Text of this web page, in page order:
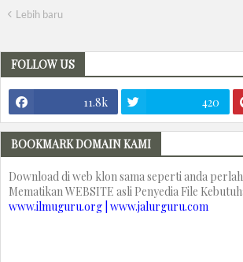
Lebih baru
FOLLOW US
11.8k 420
BOOKMARK DOMAIN KAMI
Download di web klon sama seperti anda
Mematikan WEBSITE asli Penyedia File
www.ilmuguru.org | www.jalurguru.com